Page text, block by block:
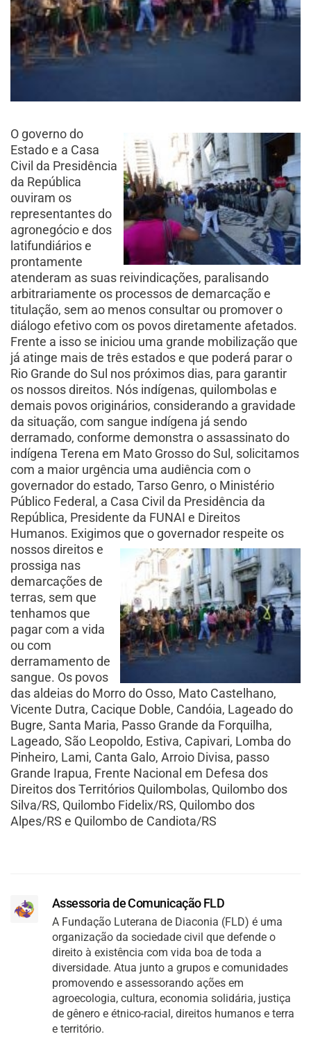
O governo do
Estado e a Casa
Civil da Presidência
da República
ouviram os
representantes do
agronegócio e dos
latifundiários e
prontamente
atenderam as suas reivindicações, paralisando
arbitrariamente os processos de demarcação e
titulação, sem ao menos consultar ou promover o
diálogo efetivo com os povos diretamente afetados.
Frente a isso se iniciou uma grande mobilização que
já atinge mais de três estados e que poderá parar o
Rio Grande do Sul nos próximos dias, para garantir
os nossos direitos. Nós indígenas, quilombolas e
demais povos originários, considerando a gravidade
da situação, com sangue indígena já sendo
derramado, conforme demonstra o assassinato do
indígena Terena em Mato Grosso do Sul, solicitamos
com a maior urgência uma audiência com o
governador do estado, Tarso Genro, o Ministério
Público Federal, a Casa Civil da Presidência da
República, Presidente da FUNAI e Direitos
Humanos. Exigimos que o governador respeite os
nossos direitose
prossiga nas
demarcações de
terras, sem que
tenhamos que
pagar com a vida
ou com
derramamento de
sangue. Os povos
das aldeias do Morro do Osso, Mato Castelhano,
Vicente Dutra, Cacique Doble, Candóia, Lageado do
Bugre, Santa Maria, Passo Grande da Forquilha,
Lageado, São Leopoldo, Estiva, Capivari, Lomba do
Pinheiro, Lami, Canta Galo, Arroio Divisa, passo
Grande Irapua, Frente Nacional em Defesa dos
Direitos dos Territórios Quilombolas, Quilombo dos
Silva/RS, Quilombo Fidelix/RS, Quilombo dos
Alpes/RS e Quilombo de Candiota/RS
Assessoria de Comunicação FLD
A Fundação Luterana de Diaconia (FLD) é uma
organização da sociedade civil que defende o
direito à existência com vida boa de toda a
diversidade. Atua junto a grupos e comunidades
promovendo e assessorando ações em
agroecologia, cultura, economia solidária, justiça
de gênero e étnico-racial, direitos humanos e terra
e território.